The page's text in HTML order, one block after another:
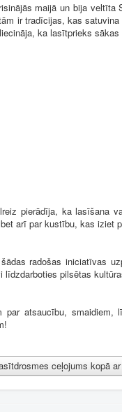
maijā un bija
ir tradīcijas, kas
ka lasītprieks
pierādīja, ka lasīšana
arī par kustību, kas iziet
radošas iniciatīvas
līdzdarboties pilsētas
par atsaucību,
ceļojums kopā ar